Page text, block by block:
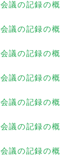
会議の記録の概
会議の記録の概
会議の記録の概
会議の記録の概
会議の記録の概
会議の記録の概
会議の記録の概